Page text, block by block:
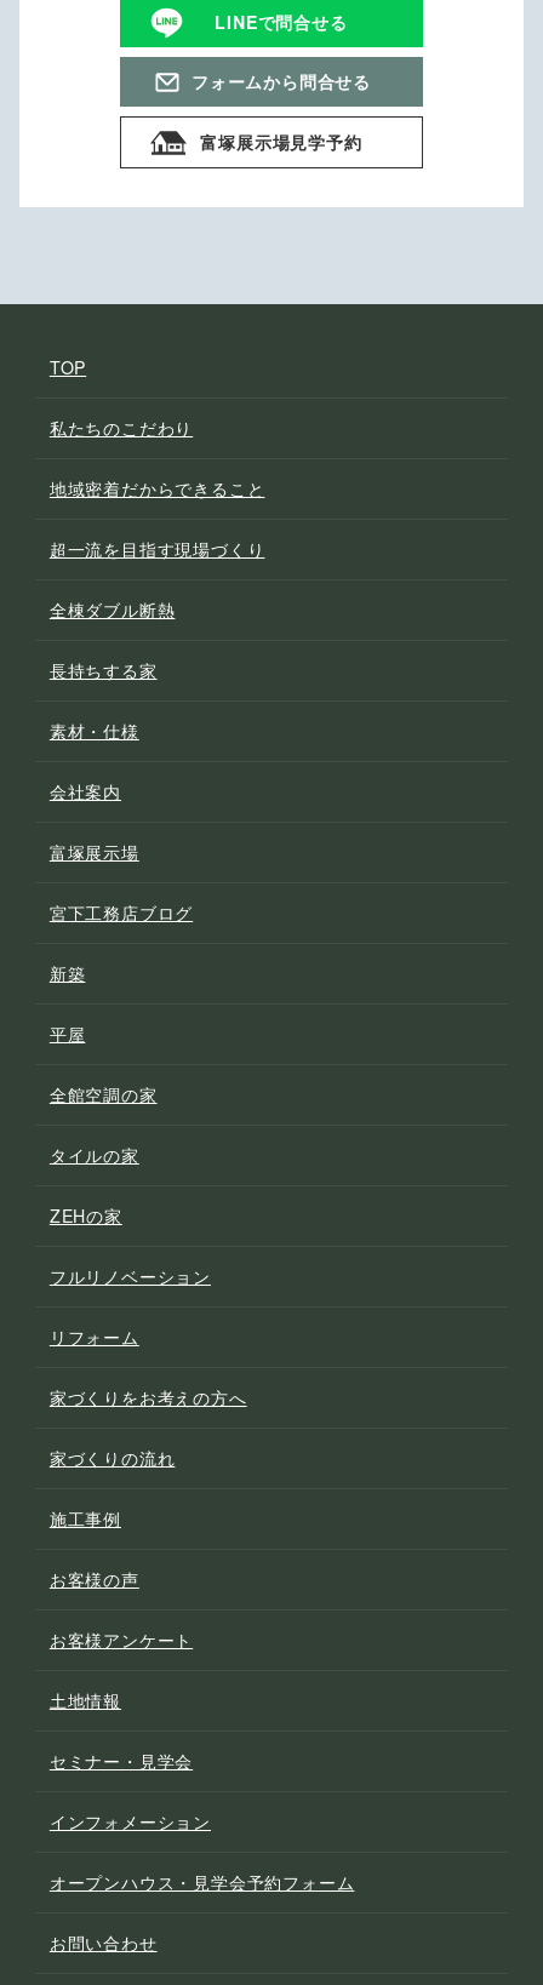
LINEで問合せる
フォームから問合せる
富塚展示場見学予約
TOP
私たちのこだわり
地域密着だからできること
超一流を目指す現場づくり
全棟ダブル断熱
長持ちする家
素材・仕様
会社案内
富塚展示場
宮下工務店ブログ
新築
平屋
全館空調の家
タイルの家
ZEHの家
フルリノベーション
リフォーム
家づくりをお考えの方へ
家づくりの流れ
施工事例
お客様の声
お客様アンケート
土地情報
セミナー・見学会
インフォメーション
オープンハウス・見学会予約フォーム
お問い合わせ